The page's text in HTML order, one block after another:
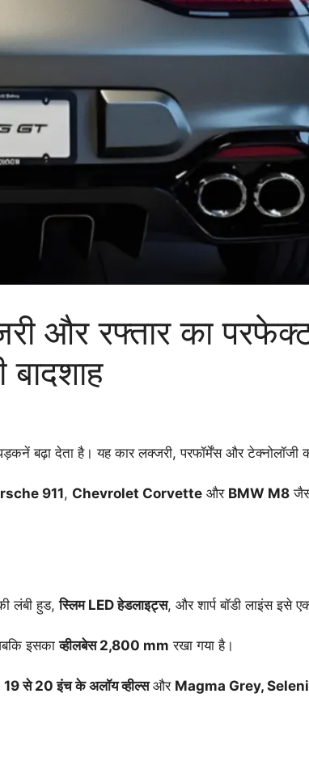
और रफ्तार का
बढ़ा देता है। यह कार लक्जरी, परफॉर्मेंस और टेक्नोलॉजी
911, Chevrolet Corvette और BMW M8
लंबी हुड,स्लिम LED हेडलाइट्स, और शार्प बॉडी लाइंस इसे
इसकाव्हीलबेस 2,800 mm रखा गया है।
19 से 20 इंच के अलॉय व्हील्सऔर Magma Grey,